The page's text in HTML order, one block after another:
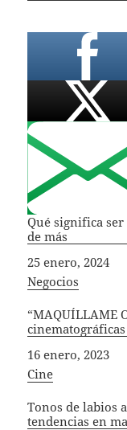
Qué significa
de más
Fecha
25 enero, 2024
In relation to
Negocios
“MAQUÍLLAME
Fecha
16 enero, 2023
In relation to
Cine
Tonos de labios
tendencias en